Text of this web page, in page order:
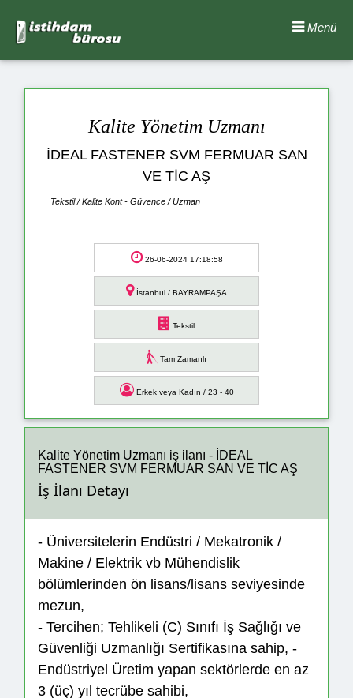
Menü
Kalite Yönetim Uzmanı
İDEAL FASTENER SVM FERMUAR SAN
VE TİC AŞ
Tekstil / Kalite Kont - Güvence / Uzman
26-06-2024 17:18:58
İstanbul / BAYRAMPAŞA
Tekstil
Tam Zamanlı
Erkek veya Kadın / 23 - 40
Kalite Yönetim Uzmanı iş ilanı - İDEAL
FASTENER SVM FERMUAR SAN VE TİC AŞ
İş İlanı Detayı
- Üniversitelerin Endüstri / Mekatronik /
Makine / Elektrik vb Mühendislik
bölümlerinden ön lisans/lisans seviyesinde
mezun,
- Tercihen; Tehlikeli (C) Sınıfı İş Sağlığı ve
Güvenliği Uzmanlığı Sertifikasına sahip, -
Endüstriyel Üretim yapan sektörlerde en az
3 (üç) yıl tecrübe sahibi,